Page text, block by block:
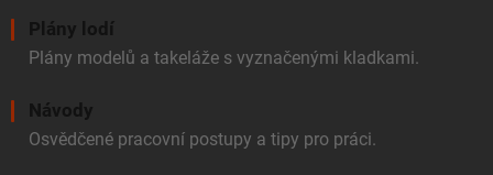
Plány lodí
Plány modelů a takeláže s vyznačenými kladkami.
Návody
Osvědčené pracovní postupy a tipy pro práci.